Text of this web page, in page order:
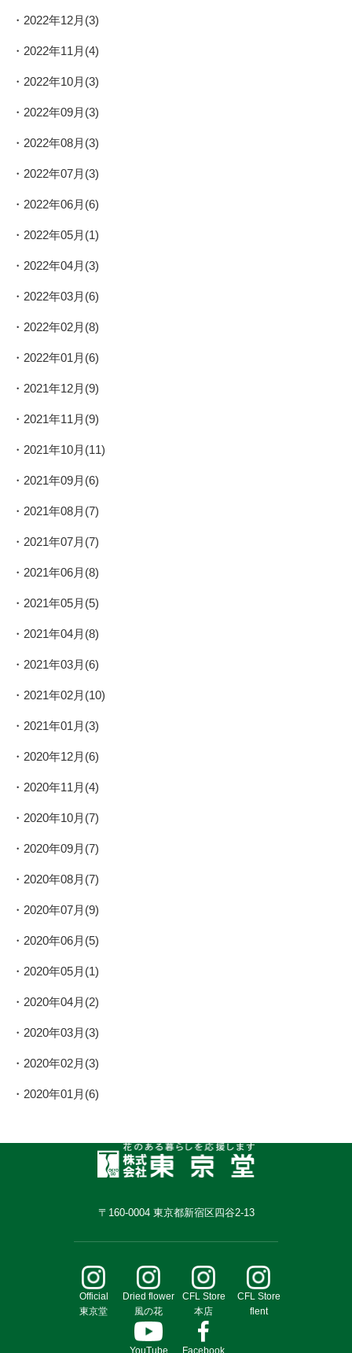
2022年12月(3)
2022年11月(4)
2022年10月(3)
2022年09月(3)
2022年08月(3)
2022年07月(3)
2022年06月(6)
2022年05月(1)
2022年04月(3)
2022年03月(6)
2022年02月(8)
2022年01月(6)
2021年12月(9)
2021年11月(9)
2021年10月(11)
2021年09月(6)
2021年08月(7)
2021年07月(7)
2021年06月(8)
2021年05月(5)
2021年04月(8)
2021年03月(6)
2021年02月(10)
2021年01月(3)
2020年12月(6)
2020年11月(4)
2020年10月(7)
2020年09月(7)
2020年08月(7)
2020年07月(9)
2020年06月(5)
2020年05月(1)
2020年04月(2)
2020年03月(3)
2020年02月(3)
2020年01月(6)
〒160-0004 東京都新宿区四谷2-13
Official
東京堂
Dried flower
風の花
CFL Store
本店
CFL Store
flent
YouTube Facebook